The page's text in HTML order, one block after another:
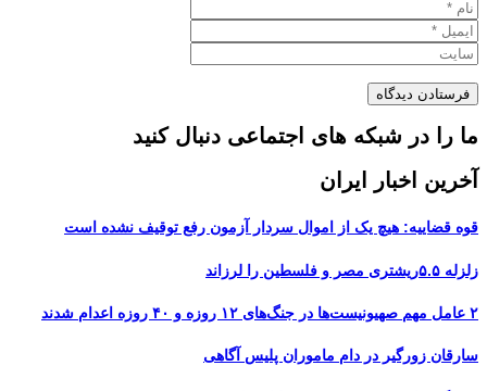
ما را در شبکه های اجتماعی دنبال کنید
آخرین اخبار ایران
قوه قضاییه: هیچ یک از اموال سردار آزمون رفع توقیف نشده است
زلزله ۵.۵ریشتری مصر و فلسطین را لرزاند
۲ عامل مهم صهیونیست‌ها در جنگ‌های ۱۲ روزه و ۴۰ روزه اعدام شدند
سارقان زورگیر در دام ماموران پلیس آگاهی